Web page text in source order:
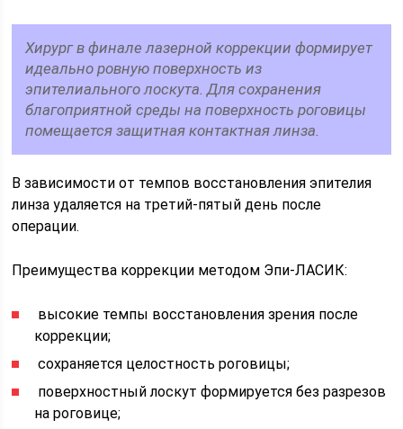
Хирург в финале лазерной коррекции формирует
идеально ровную поверхность из
эпителиального лоскута. Для сохранения
благоприятной среды на поверхность роговицы
помещается защитная контактная линза.
В зависимости от темпов восстановления эпителия
линза удаляется на третий-пятый день после
операции.
Преимущества коррекции методом Эпи-ЛАСИК:
​ высокие темпы восстановления зрения после
коррекции;
​ сохраняется целостность роговицы;
​ поверхностный лоскут формируется без разрезов
на роговице;